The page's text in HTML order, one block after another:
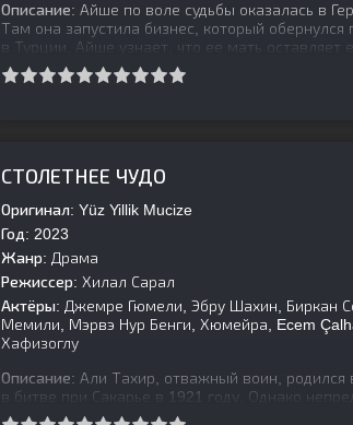
Описание: Айше по воле судьбы оказалась в
Там она запустила бизнес, который
в Турции, Айше узнает, что ее мать оставляет
СТОЛЕТНЕЕ ЧУДО
Оригинал: Yüz Yillik Mucize
Год: 2023
Жанр: Драма
Режиссер: Хилал Сарал
Актёры: Джемре Гюмели, Эбру Шахин, Биркан
Мемили, Мэрвэ Нур Бенги, Хюмейра, Ecem
Хафизоглу
Описание: Али Тахир, отважный воин, родился
в битве при Сакарье в 1921 году. Однако
его в живых, несмотря на смертельные